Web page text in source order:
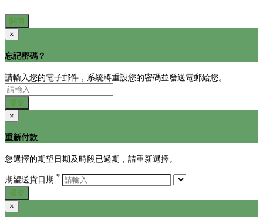
關閉
×
忘記密碼？
請輸入您的電子郵件，系統將重設您的密碼並發送電郵給您。
提交
×
重新付款
您選擇的期望日期及時段已過期，請重新選擇。
期望送貨日期 *
提交
×